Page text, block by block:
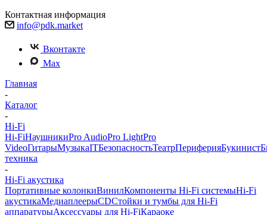
Контактная информация
info@pdk.market
Вконтакте
Max
Главная
-
Каталог
-
Hi-Fi
Hi-FiНаушникиPro AudioPro LightPro
VideoГитарыМузыкаITБезопасностьТеатрПериферияБукинист
техника
-
Hi-Fi акустика
Портативные колонкиВинилКомпоненты Hi-Fi системыHi-Fi
акустикаМедиаплеерыCDСтойки и тумбы для Hi-Fi
аппаратурыАксессуары для Hi-FiКараоке